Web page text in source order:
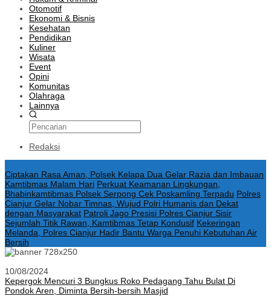
Otomotif
Ekonomi & Bisnis
Kesehatan
Pendidikan
Kuliner
Wisata
Event
Opini
Komunitas
Olahraga
Lainnya
Redaksi
Ciptakan Rasa Aman, Polsek Kelapa Dua Gelar Razia dan Imbauan
Kamtibmas Malam Hari Perkuat Keamanan Lingkungan,
Bhabinkamtibmas Polsek Serpong Cek Poskamling Terpadu Polres
Cianjur Gelar Nobar Timnas, Wujud Polri Humanis dan Dekat
dengan Masyarakat Patroli Jago Presisi Polres Cianjur Sisir
Sejumlah Titik Rawan, Kamtibmas Tetap Kondusif Kekeringan
Melanda, Polres Cianjur Hadir Bantu Warga Penuhi Kebutuhan Air
Bersih
10/08/2024
Kepergok Mencuri 3 Bungkus Roko Pedagang Tahu Bulat Di
Pondok Aren, Diminta Bersih-bersih Masjid